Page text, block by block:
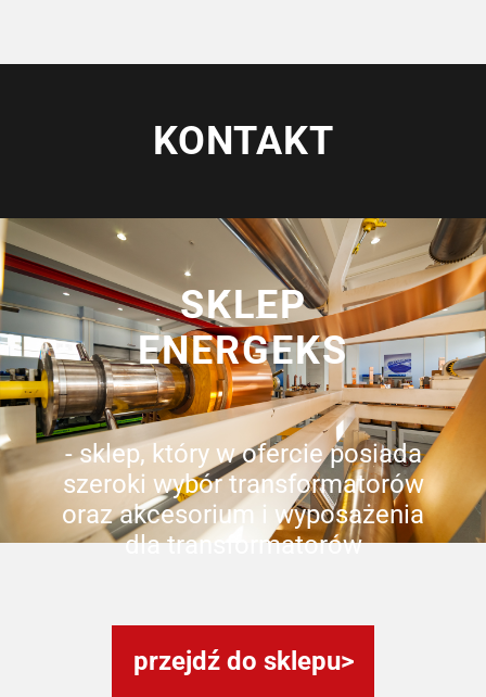
KONTAKT
SKLEP
ENERGEKS
- sklep, który w ofercie posiada
szeroki wybór transformatorów
oraz akcesorium i wyposażenia
dla transformatorów
przejdź do sklepu